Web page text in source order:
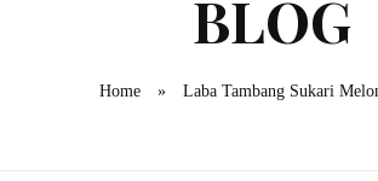
Home » Laba Tambang Sukari